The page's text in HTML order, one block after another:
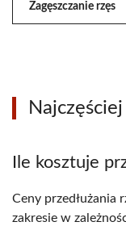
Zagęszczanie rzęs
Ile kosztuje
Ceny przedłużania
zakresie w